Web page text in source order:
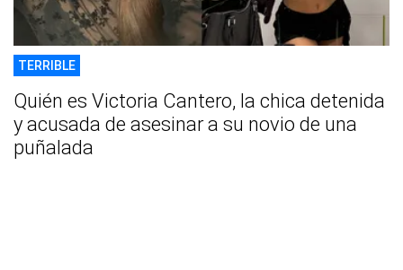
TERRIBLE
Quién es Victoria Cantero, la chica detenida
y acusada de asesinar a su novio de una
puñalada